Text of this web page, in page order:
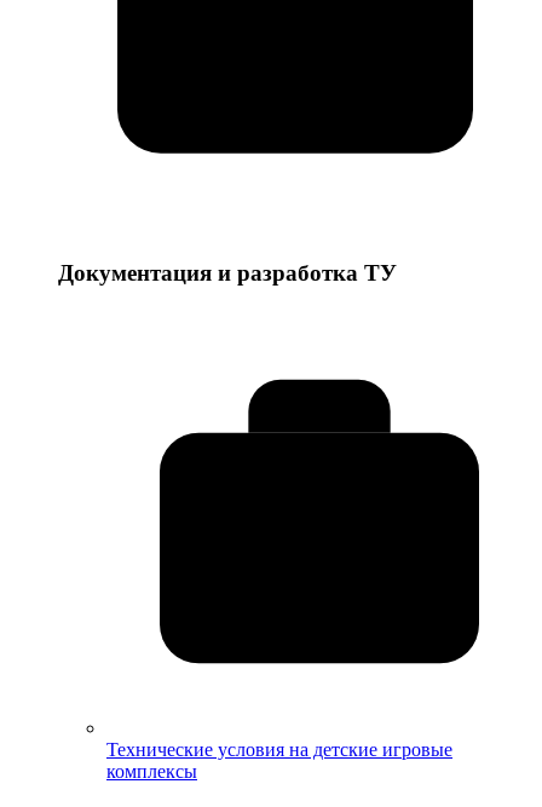
Документация и разработка ТУ
Технические условия на детские игровые
комплексы